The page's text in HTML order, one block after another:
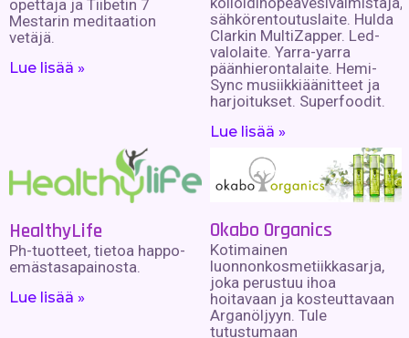
opettaja ja Tiibetin 7
Mestarin meditaation
vetäjä.
Lue lisää »
sähkörentoutuslaite. Hulda
Clarkin MultiZapper. Led-
valolaite. Yarra-yarra
päänhierontalaite. Hemi-
Sync musiikkiäänitteet ja
harjoitukset. Superfoodit.
Lue lisää »
HealthyLife
Ph-tuotteet, tietoa happo-
emästasapainosta.
Lue lisää »
Okabo Organics
Kotimainen
luonnonkosmetiikkasarja,
joka perustuu ihoa
hoitavaan ja kosteuttavaan
Arganöljyyn. Tule
tutustumaan